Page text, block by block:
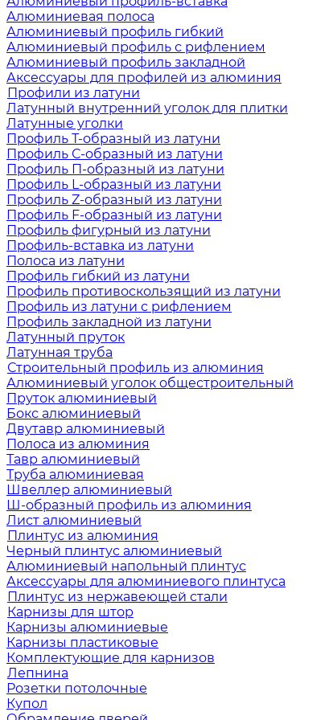
Алюминиевая полоса
Алюминиевый профиль гибкий
Алюминиевый профиль с рифлением
Алюминиевый профиль закладной
Аксессуары для профилей из алюминия
Профили из латуни
Латунный внутренний уголок для плитки
Латунные уголки
Профиль Т-образный из латуни
Профиль С-образный из латуни
Профиль П-образный из латуни
Профиль L-образный из латуни
Профиль Z-образный из латуни
Профиль F-образный из латуни
Профиль фигурный из латуни
Профиль-вставка из латуни
Полоса из латуни
Профиль гибкий из латуни
Профиль противоскользящий из латуни
Профиль из латуни с рифлением
Профиль закладной из латуни
Латунный пруток
Латунная труба
Строительный профиль из алюминия
Алюминиевый уголок общестроительный
Пруток алюминиевый
Бокс алюминиевый
Двутавр алюминиевый
Полоса из алюминия
Тавр алюминиевый
Труба алюминиевая
Швеллер алюминиевый
Ш-образный профиль из алюминия
Лист алюминиевый
Плинтус из алюминия
Черный плинтус алюминиевый
Алюминиевый напольный плинтус
Аксессуары для алюминиевого плинтуса
Плинтус из нержавеющей стали
Карнизы для штор
Карнизы алюминиевые
Карнизы пластиковые
Комплектующие для карнизов
Лепнина
Розетки потолочные
Купол